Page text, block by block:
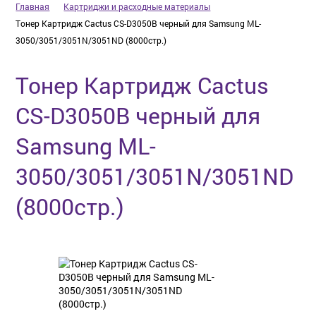
Главная
Картриджи и расходные материалы
Тонер Картридж Cactus CS-D3050B черный для Samsung ML-
3050/3051/3051N/3051ND (8000стр.)
Тонер Картридж Cactus
CS-D3050B черный для
Samsung ML-
3050/3051/3051N/3051ND
(8000стр.)